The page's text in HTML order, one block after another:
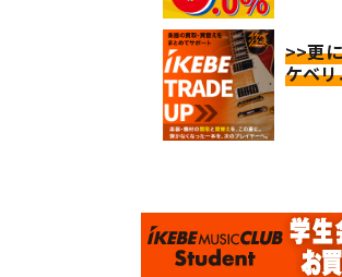
>>更
ケベ